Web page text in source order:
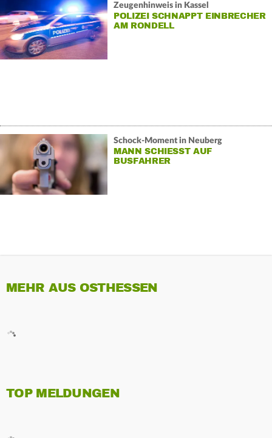
Zeugenhinweis in Kassel
POLIZEI SCHNAPPT EINBRECHER
AM RONDELL
Schock-Moment in Neuberg
MANN SCHIESST AUF B
USFAHRER
MEHR AUS OSTHESSEN
TOP MELDUNGEN